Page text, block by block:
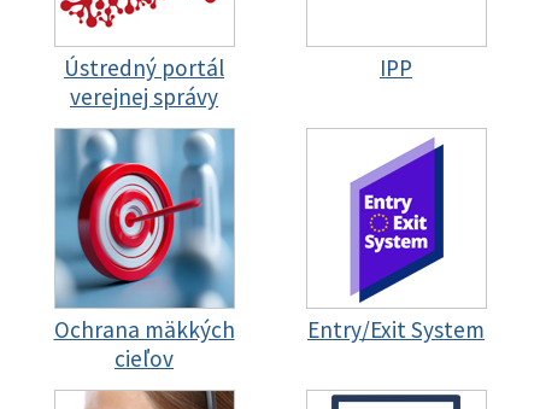
Ústredný portál
verejnej správy
IPP
Ochrana mäkkých
cieľov
Entry/Exit System